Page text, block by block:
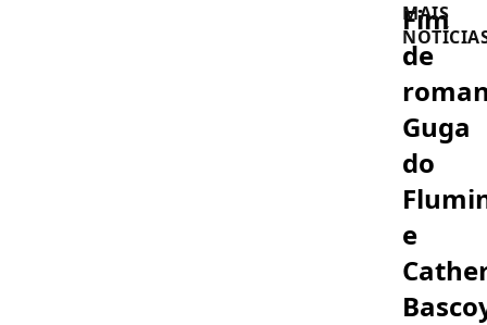
Fim
de
Guga
do
e
MAIS
FAMOSOS
Mariana
Rios
se
abre
sobre
perda
da
segunda
gravidez
DESABAFO
Abrão
reflexão
incêndio
EMOÇÃO
Alex